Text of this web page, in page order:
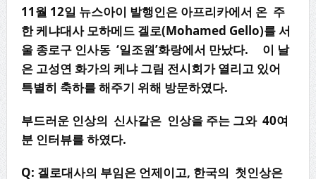
11월 12일 뉴스아이 발행인은 아프리카에서 온 주
한 케냐대사 모하메드 겔로(Mohamed Gello)를 서
울 종로구 인사동 ‘일조원’화랑에서 만났다. 이 날
은 고성연 화가의 케냐 그림 전시회가 열리고 있어
특별히 축하를 해주기 위해 방문하였다.
부드러운 인상의 신사같은 인상을 주는 그와 40여
분 인터뷰를 하였다.
Q: 겔로대사의 부임은 언제이고, 한국의 첫인상은